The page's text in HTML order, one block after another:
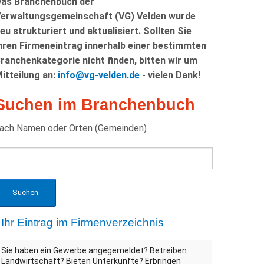
(VG) Velden wurde
strukturiert und aktualisiert. Sollten Sie
Firmeneintrag innerhalb einer bestimmten
nicht finden, bitten wir um
an: info@vg-velden.de - vielen Dank!
im Branchenbuch
Namen oder Orten (Gemeinden)
Ihr Eintrag im Firmenverzeichnis
Sie haben ein Gewerbe angegemeldet? Betreiben
Landwirtschaft? Bieten Unterkünfte? Erbringen